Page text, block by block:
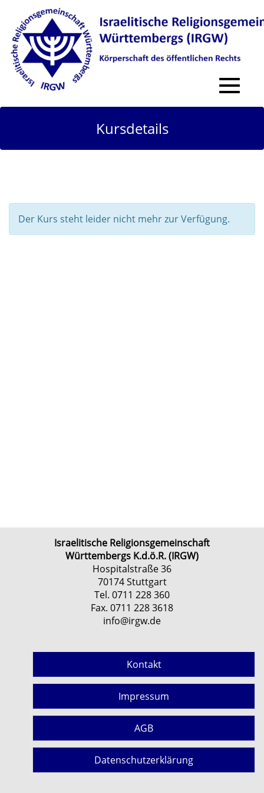
Toggle
Kursdetails
Der Kurs steht leider nicht mehr zur Verfügung.
Israelitische Religionsgemeinschaft
Württembergs K.d.ö.R. (IRGW)
Hospitalstraße 36
70174 Stuttgart
Tel. 0711 228 360
Fax. 0711 228 3618
info@irgw.de
Kontakt
Impressum
AGB
Datenschutzerklärung